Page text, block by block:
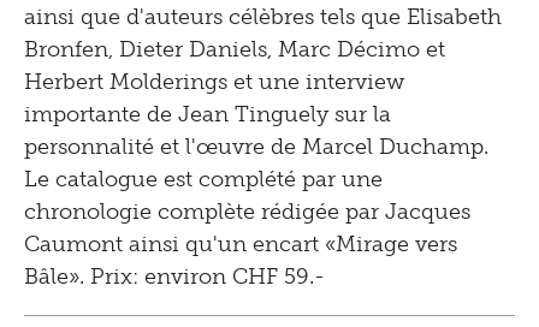
ainsi que d'auteurs célèbres tels que Elisabeth
Bronfen, Dieter Daniels, Marc Décimo et
Herbert Molderings et une interview
importante de Jean Tinguely sur la
personnalité et l'œuvre de Marcel Duchamp.
Le catalogue est complété par une
chronologie complète rédigée par Jacques
Caumont ainsi qu'un encart «Mirage vers
Bâle». Prix: environ CHF 59.-